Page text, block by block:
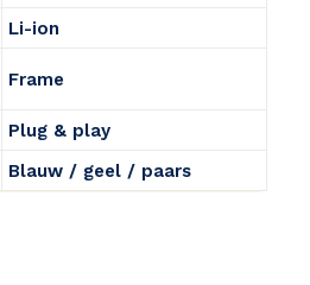
Li-ion
Frame
Plug & play
Blauw / geel / paars